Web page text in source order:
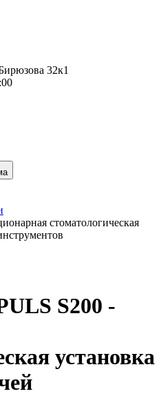
32к1
стоматологическая
S200 -
установка